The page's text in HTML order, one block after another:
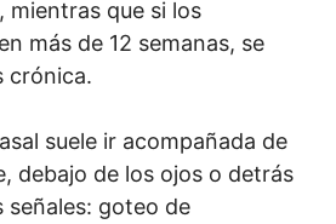
mientras que si los
más de 12 semanas, se
crónica.
suele ir acompañada de
debajo de los ojos o detrás
señales: goteo de